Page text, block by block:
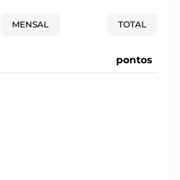
MENSAL TOTAL
pontos